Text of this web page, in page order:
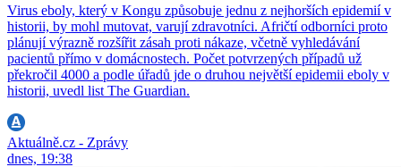
Virus eboly, který v Kongu způsobuje jednu z nejhorších epidemií v
historii, by mohl mutovat, varují zdravotníci. Afričtí odborníci proto
plánují výrazně rozšířit zásah proti nákaze, včetně vyhledávání
pacientů přímo v domácnostech. Počet potvrzených případů už
překročil 4000 a podle úřadů jde o druhou největší epidemii eboly v
historii, uvedl list The Guardian.
Aktuálně.cz - Zprávy
dnes, 19:38